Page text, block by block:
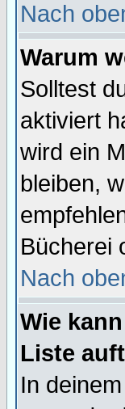
Nach
Warum
Solltest
aktiviert
wird ein
bleiben,
Bücherei
Nach
Wie
Liste
In